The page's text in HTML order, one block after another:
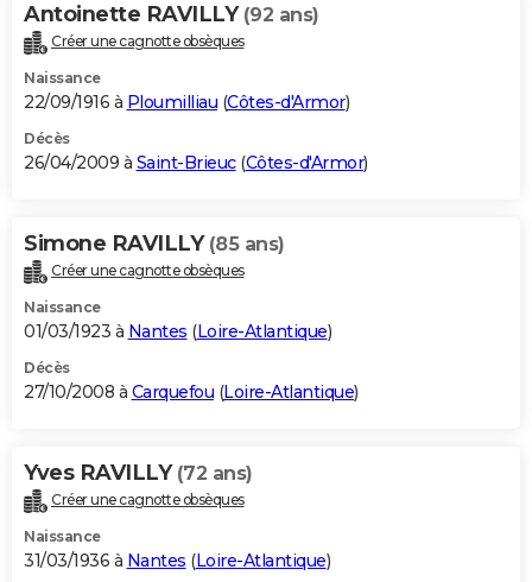
Antoinette RAVILLY (92 ans)
Créer une cagnotte obsèques
Naissance
22/09/1916 à Ploumilliau (Côtes-d'Armor)
Décès
26/04/2009 à Saint-Brieuc(Côtes-d'Armor)
Simone RAVILLY (85 ans)
Créer une cagnotte obsèques
Naissance
01/03/1923 à Nantes (Loire-Atlantique)
Décès
27/10/2008 à Carquefou (Loire-Atlantique)
Yves RAVILLY (72 ans)
Créer une cagnotte obsèques
Naissance
31/03/1936 à Nantes (Loire-Atlantique)